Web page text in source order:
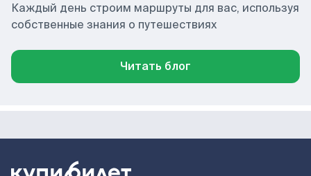
Каждый день строим маршруты для вас, используя
собственные знания о путешествиях
Читать блог